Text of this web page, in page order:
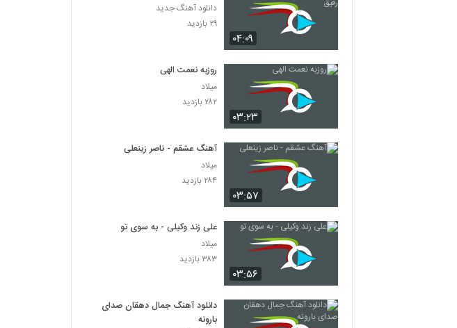
۰۴:۰۹
دانلود آهنگ جدید
۲۹ بازدید
۰۳:۲۳
روزبه نعمت الهی
میلاد
۲۸۲ بازدید
۰۳:۵۷
آهنگ عشقم - ناصر زینعلی
میلاد
۲۸۴ بازدید
۰۳:۵۶
علی زند وکیلی - به سوی تو
میلاد
۳۸۳ بازدید
دانلود آهنگ جمال دهقان صدای
بارونه